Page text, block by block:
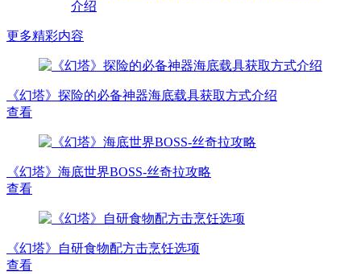
更多精彩内容
《幻塔》探险的必备神器海底载具获取方式介绍
查看
《幻塔》海底世界BOSS-丝奇拉攻略
查看
《幻塔》自研食物配方击烹饪选项
查看